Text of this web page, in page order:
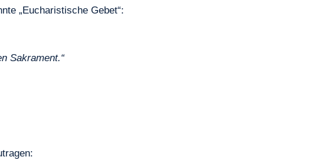
„Eucharistische Gebet“:
Sakrament.“